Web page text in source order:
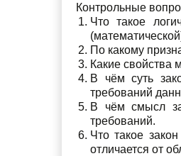
Контрольные
Что такое
По какому
Какие
В чём суть
требований
В чём смысл
требований.
Что такое
отличается от